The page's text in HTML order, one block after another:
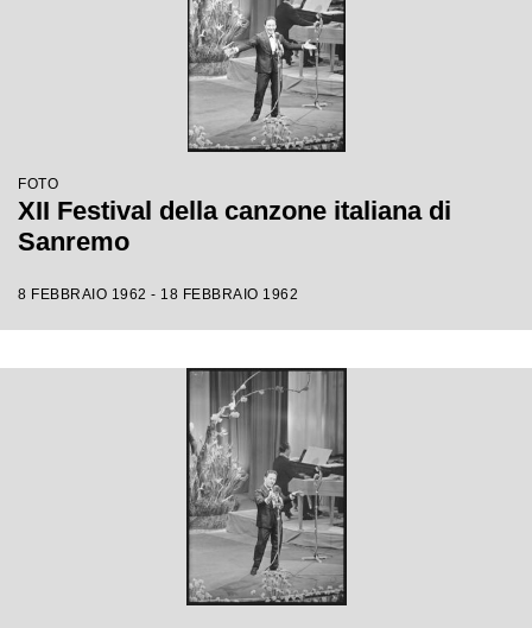
FOTO
XII Festival della canzone italiana di
Sanremo
8 FEBBRAIO 1962 - 18 FEBBRAIO 1962